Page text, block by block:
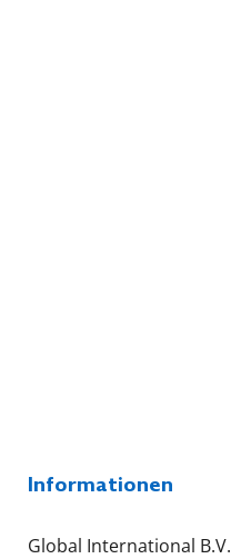
Informationen
Global International B.V.